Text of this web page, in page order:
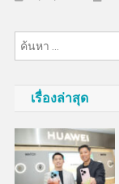
เรื่องล่าสุด